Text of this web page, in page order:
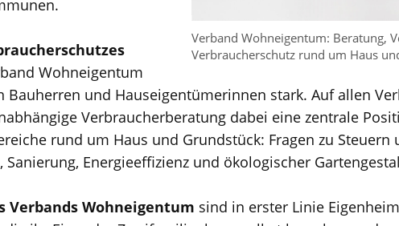
Verband Wohneigentum: Beratung,
Verbraucherschutz rund um Haus
Wohneigentum
Bauherren und Hauseigentümerinnen stark. Auf allen
Verbraucherberatung dabei eine zentrale
rund um Haus und Grundstück: Fragen zu Steuern
Sanierung, Energieeffizienz und ökologischer
Verbands Wohneigentum sind in erster Linie